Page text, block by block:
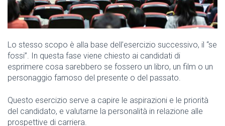
Lo stesso scopo è alla base dell’esercizio successivo, il “se
fossi”. In questa fase viene chiesto ai candidati di
esprimere cosa sarebbero se fossero un libro, un film o un
personaggio famoso del presente o del passato.
Questo esercizio serve a capire le aspirazioni e le priorità
del candidato, e valutarne la personalità in relazione alle
prospettive di carriera.